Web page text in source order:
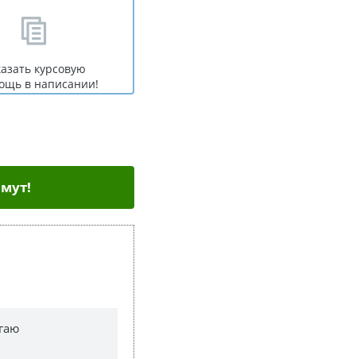
курсовую
в написании!